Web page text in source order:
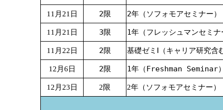
11月21日 2限 2年（ソフォモアセミナー）
11月21日 3限 1年（フレッシュマンセミナ
11月22日 2限 基礎ゼミⅠ（キャリア研究含
12月6日 2限 1年（Freshman Seminar
12月23日 2限 2年（ソフォモアセミナー）